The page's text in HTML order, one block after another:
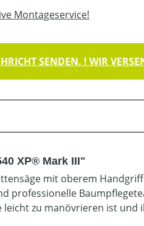
Montageservice!
SENDEN. ! WIR
XP® Mark III"
mit oberem
professionelle
zu manövrieren ist